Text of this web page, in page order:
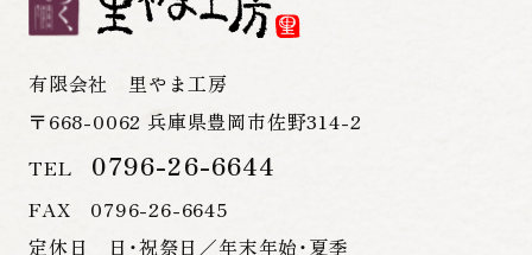
有限会社 里やま工房
〒668-0062 兵庫県豊岡市佐野314-2
TEL 0796-26-6644
FAX 0796-26-6645
定休日 日・祝祭日／年末年始・夏季